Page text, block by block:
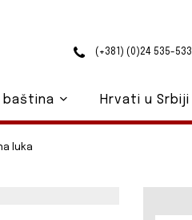
luka
(+381) (0)24 535-533
baština Hrvati u Srbiji